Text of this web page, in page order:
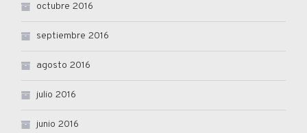
octubre 2016
septiembre 2016
agosto 2016
julio 2016
junio 2016